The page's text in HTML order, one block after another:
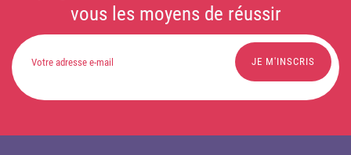
vous les moyens de réussir